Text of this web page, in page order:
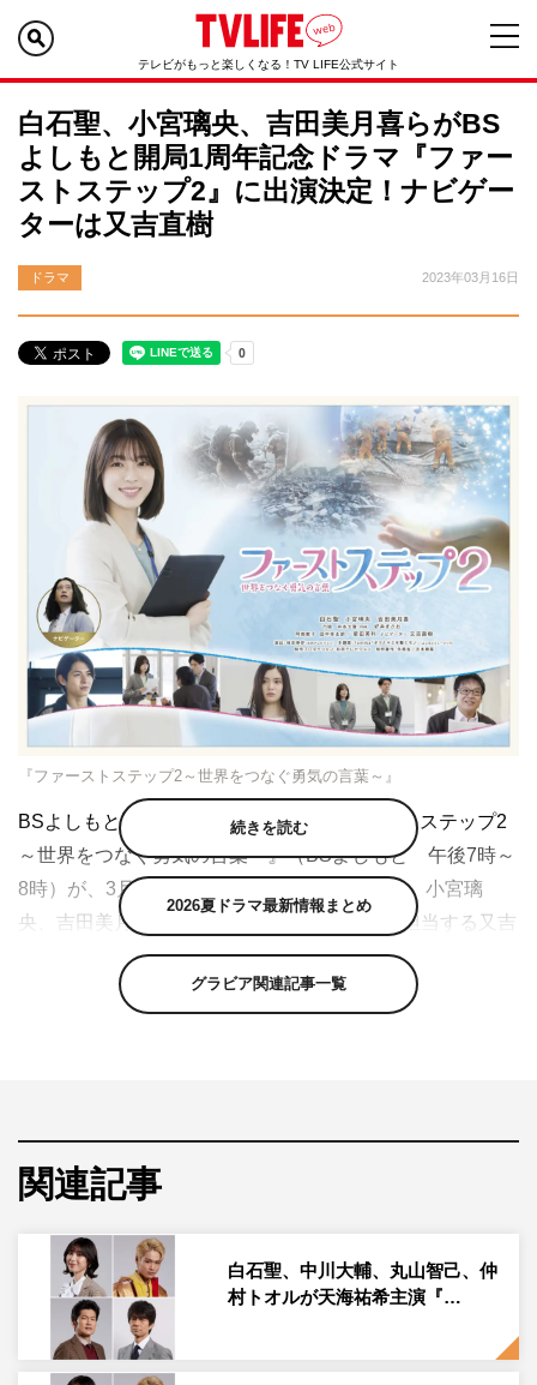
テレビがもっと楽しくなる！TV LIFE公式サイト
白石聖、小宮璃央、吉田美月喜らがBS
よしもと開局1周年記念ドラマ『ファー
ストステップ2』に出演決定！ナビゲー
ターは又吉直樹
ドラマ 2023年03月16日
『ファーストステップ2～世界をつなぐ勇気の言葉～』
BSよしもと開局1周年記念ドラマ『ファーストステップ2
～世界をつなぐ勇気の言葉～』（BSよしもと 午後7時～
8時）が、3月25日（土）に放送決定。白石聖、小宮璃
央、吉田美月喜、星田英利、ナビゲーターを担当する又吉
直樹（ピース）らの出演が発表され、ドラマビジュアルも
解禁された。
人に焦点を当てたドラマシリーズ第2弾。
度重なる自然災害と戦ってきた日本が、国連世界防災会議
Better」の理念。ドラマでは、外務省入省2年目の主人公
がこの理念に触れ、新たな出会いと体験を通して、外務省
員として、人として成長していくさまを描く。
続きを読む
2026夏ドラマ最新情報まとめ
グラビア関連記事一覧
関連記事
白石聖、中川大輔、丸山智己、仲
村トオルが天海祐希主演『…